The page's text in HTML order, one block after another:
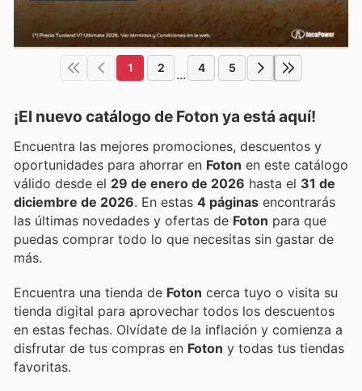
1 2 ... 4 5
¡El nuevo catálogo de Foton ya está aquí!
Encuentra las mejores promociones, descuentos y
oportunidades para ahorrar en Foton en este catálogo
válido desde el 29 de enero de 2026 hasta el 31 de
diciembre de 2026 . En estas 4 páginas encontrarás
las últimas novedades y ofertas de Foton para que
puedas comprar todo lo que necesitas sin gastar de
más.
Encuentra una tienda de Foton cerca tuyo o visita su
tienda digital para aprovechar todos los descuentos
en estas fechas. Olvídate de la inflación y comienza a
disfrutar de tus compras en Foton y todas tus tiendas
favoritas.